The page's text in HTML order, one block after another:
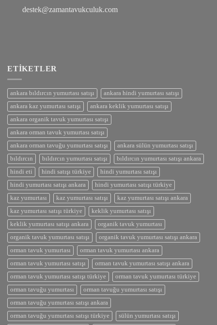
destek@zamantavukculuk.com
ETIKETLER
ankara bıldırcın yumurtası satışı
ankara hindi yumurtası satışı
ankara kaz yumurtası satışı
ankara keklik yumurtası satışı
ankara organik tavuk yumurtası satışı
ankara orman tavuk yumurtası satışı
ankara orman tavuğu yumurtası satışı
ankara sülün yumurtası satışı
bıldırcın
bıldırcın yumurtası satışı
bıldırcın yumurtası satışı ankara
hindi eti
hindi satışı türkiye
hindi yumurtası satışı
hindi yumurtası satışı ankara
hindi yumurtası satışı türkiye
kaz yumurtası
kaz yumurtası satışı
kaz yumurtası satışı ankara
kaz yumurtası satışı türkiye
keklik yumurtası satışı
keklik yumurtası satışı ankara
organik tavuk yumurtası
organik tavuk yumurtası satışı
organik tavuk yumurtası satışı ankara
orman tavuk yumurtası
orman tavuk yumurtası ankara
orman tavuk yumurtası satışı
orman tavuk yumurtası satışı ankara
orman tavuk yumurtası satışı türkiye
orman tavuk yumurtası türkiye
orman tavuğu yumurtası
orman tavuğu yumurtası satışı
orman tavuğu yumurtası satışı ankara
orman tavuğu yumurtası satışı türkiye
sülün yumurtası satışı